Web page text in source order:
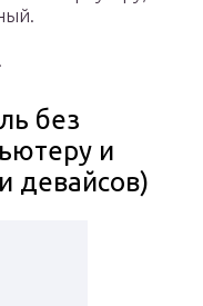
без
и
девайсов)